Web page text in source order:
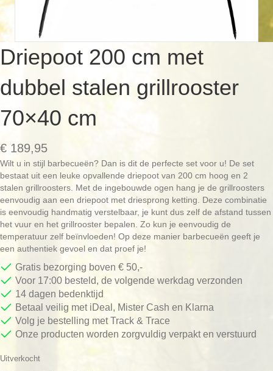
Driepoot 200 cm met
dubbel stalen grillrooster
70×40 cm
€ 189,95
Wilt u in stijl barbecueën? Dan is dit de perfecte set voor u! De set
bestaat uit een leuke opvallende driepoot van 200 cm hoog en 2
stalen grillroosters. Met de ingebouwde ogen hang je de grillroosters
eenvoudig aan een driepoot met driesprong ketting. Deze combinatie
is eenvoudig handmatig verstelbaar, je kunt dus zelf de afstand tussen
het vuur en het grillrooster bepalen. Zo kun je eenvoudig de
temperatuur zelf beïnvloeden! Op deze manier barbecueën geeft je
een authentiek gevoel en dat proef je!
Gratis bezorging boven € 50,-
Voor 17:00 besteld, de volgende werkdag verzonden
14 dagen bedenktijd
Betaal veilig met iDeal, Mister Cash en Klarna
Volg je bestelling met Track & Trace
Onze producten worden zorgvuldig verpakt en verstuurd
Uitverkocht